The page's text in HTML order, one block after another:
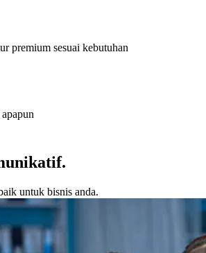
premium sesuai kebutuhan
.
untuk bisnis anda.